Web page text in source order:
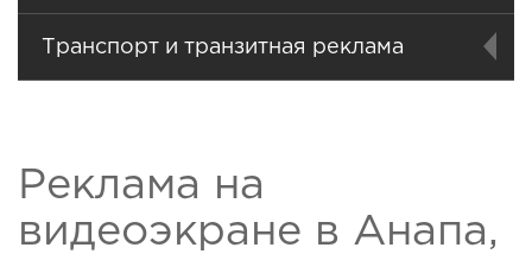
Транспорт и транзитная реклама
Реклама на
видеоэкране в Анапа,